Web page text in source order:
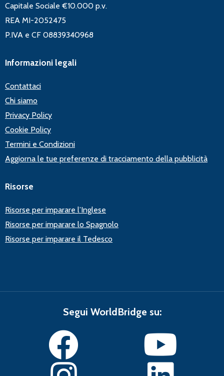
Capitale Sociale €10.000 p.v.
REA MI-2052475
P.IVA e CF 08839340968
Informazioni legali
Contattaci
Chi siamo
Privacy Policy
Cookie Policy
Termini e Condizioni
Aggiorna le tue preferenze di tracciamento della pubblicità
Risorse
Risorse per imparare l’Inglese
Risorse per imparare lo Spagnolo
Risorse per imparare il Tedesco
Segui WorldBridge su: